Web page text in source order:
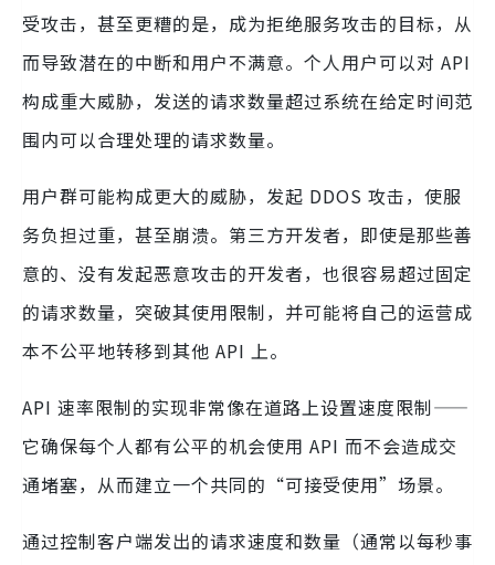
受攻击，甚至更糟的是，成为拒绝服务攻击的目标，从
而导致潜在的中断和用户不满意。个人用户可以对 API
构成重大威胁，发送的请求数量超过系统在给定时间范
围内可以合理处理的请求数量。
用户群可能构成更大的威胁，发起 DDOS 攻击，使服
务负担过重，甚至崩溃。第三方开发者，即使是那些善
意的、没有发起恶意攻击的开发者，也很容易超过固定
的请求数量，突破其使用限制，并可能将自己的运营成
本不公平地转移到其他 API 上。
API 速率限制的实现非常像在道路上设置速度限制——
它确保每个人都有公平的机会使用 API 而不会造成交
通堵塞，从而建立一个共同的“可接受使用”场景。
通过控制客户端发出的请求速度和数量（通常以每秒事